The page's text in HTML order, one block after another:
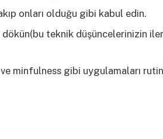
onları olduğu gibi kabul edin.
teknik düşüncelerinizin
minfulness gibi uygulamaları